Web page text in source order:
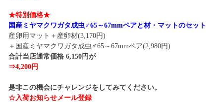
★特別価格★
国産ミヤマクワガタ成虫♂65～67mmペアと材・マットのセット
産卵用マット＋産卵材(3,170円)
＋国産ミヤマクワガタ成虫♂65～67mmペア(2,980円)
合計当店通常価格 6,150円が
⇒4,200円
是非この機会にチャレンジをしてみてください。
☆入荷お知らせメール登録